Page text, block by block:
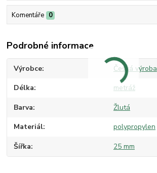
Komentáře 0
Podrobné informace
Výrobce Česká výroba
Délka metráž
Barva Žlutá
Materiál polypropylen
Šířka 25 mm